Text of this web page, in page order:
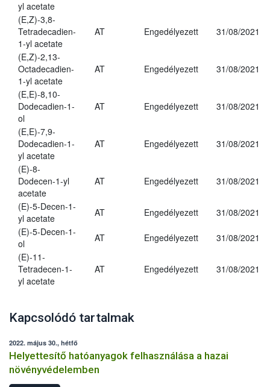
yl acetate
(E,Z)-3,8-
Tetradecadien-
1-yl acetate
AT Engedélyezett 31/08/2021
(E,Z)-2,13-
Octadecadien-
1-yl acetate
AT Engedélyezett 31/08/2021
(E,E)-8,10-
Dodecadien-1-
ol
AT Engedélyezett 31/08/2021
(E,E)-7,9-
Dodecadien-1-
yl acetate
AT Engedélyezett 31/08/2021
(E)-8-
Dodecen-1-yl
acetate
AT Engedélyezett 31/08/2021
(E)-5-Decen-1-
yl acetate
AT Engedélyezett
31/08/2021
(E)-5-Decen-1-
ol
AT Engedélyezett
31/08/2021
(E)-11-
Tetradecen-1-
yl acetate
AT Engedélyezett 31/08/2021
Kapcsolódó tartalmak
2022. május 30., hétfő
Helyettesítő hatóanyagok felhasználása a hazai
növényvédelemben